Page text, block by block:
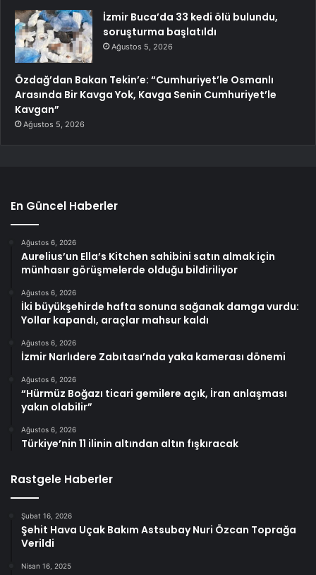
İzmir Buca’da 33 kedi ölü bulundu,
soruşturma başlatıldı
Ağustos 5, 2026
Özdağ’dan Bakan Tekin’e: “Cumhuriyet’le Osmanlı
Arasında Bir Kavga Yok, Kavga Senin Cumhuriyet’le
Kavgan”
Ağustos 5, 2026
En Güncel Haberler
Ağustos 6, 2026
Aurelius’un Ella’s Kitchen sahibini satın almak için
münhasır görüşmelerde olduğu bildiriliyor
Ağustos 6, 2026
İki büyükşehirde hafta sonuna sağanak damga vurdu:
Yollar kapandı, araçlar mahsur kaldı
Ağustos 6, 2026
İzmir Narlıdere Zabıtası’nda yaka kamerası dönemi
Ağustos 6, 2026
“Hürmüz Boğazı ticari gemilere açık, İran anlaşması
yakın olabilir”
Ağustos 6, 2026
Türkiye’nin 11 ilinin altından altın fışkıracak
Rastgele Haberler
Şubat 16, 2026
Şehit Hava Uçak Bakım Astsubay Nuri Özcan Toprağa
Verildi
Nisan 16, 2025